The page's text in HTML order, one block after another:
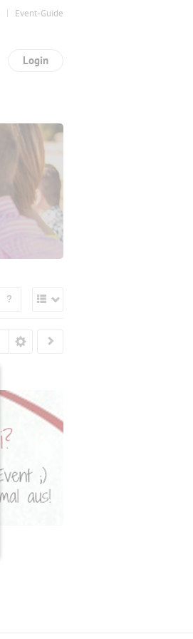
Event-Guide
Login
?